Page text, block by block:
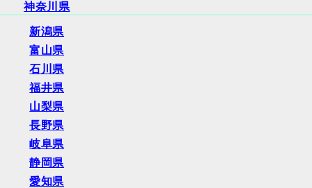
神奈川県
新潟県
富山県
石川県
福井県
山梨県
長野県
岐阜県
静岡県
愛知県